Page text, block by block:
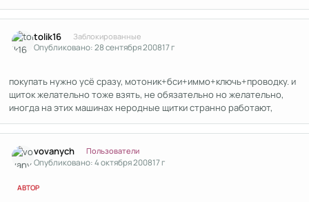
tolik16 Заблокированные
Опубликовано:28 сентября 200817 г
покупать нужно усё сразу, мотоник+бси+иммо+ключь+проводку. и
щиток желательно тоже взять, не обязательно но желательно,
иногда на этих машинах неродные щитки странно работают,
vovanych Пользователи
Опубликовано:4 октября 200817 г
АВТОР